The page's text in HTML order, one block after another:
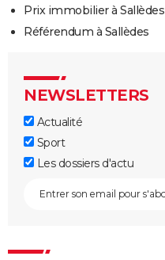
Prix immobilier à Sallèdes
Référendum à Sallèdes
NEWSLETTERS
Actualité
Sport
Les dossiers d'actu